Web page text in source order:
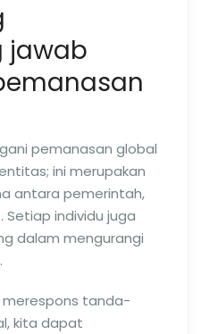
jawab
pemanasan global
ini merupakan
antara pemerintah,
Setiap individu juga
dalam mengurangi
tanda-
kita dapat